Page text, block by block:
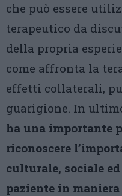
che può essere
terapeutico da
della propria
come affronta la
effetti collaterali,
guarigione. In
ha una importante
riconoscere
culturale, sociale
paziente in maniera